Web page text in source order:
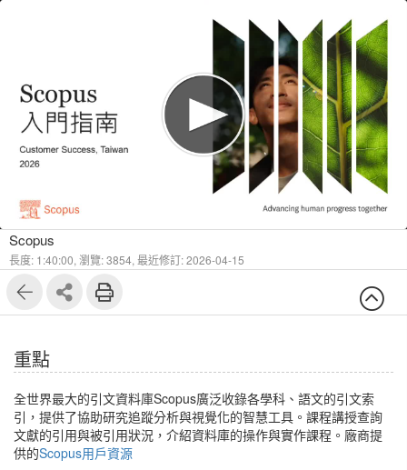
114
Scopus
長度: 1:40:00, 瀏覽: 3854, 最近修訂: 2026-04-15
重點
全世界最大的引文資料庫Scopus廣泛收錄各學科、語文的引文索
引，提供了協助研究追蹤分析與視覺化的智慧工具。課程講授查詢
文獻的引用與被引用狀況，介紹資料庫的操作與實作課程。廠商提
供的Scopus用戶資源